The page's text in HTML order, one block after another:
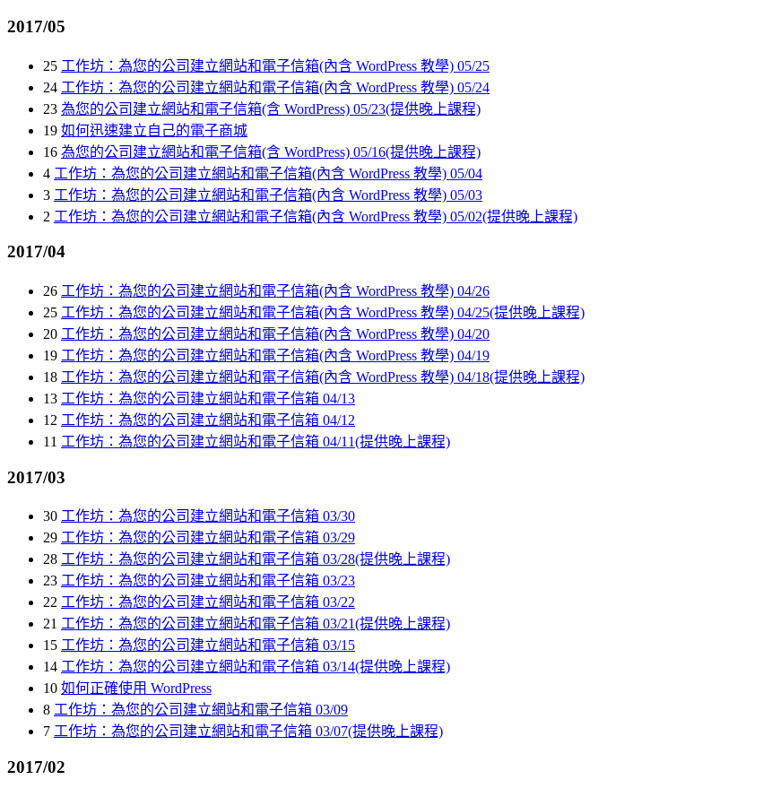
2017/05
25 工作坊：為您的公司建立網站和電子信箱(內含 WordPress 教學) 05/25
24 工作坊：為您的公司建立網站和電子信箱(內含 WordPress 教學) 05/24
23 為您的公司建立網站和電子信箱(含 WordPress) 05/23(提供晚上課程)
19 如何迅速建立自己的電子商城
16 為您的公司建立網站和電子信箱(含 WordPress) 05/16(提供晚上課程)
4 工作坊：為您的公司建立網站和電子信箱(內含 WordPress 教學) 05/04
3 工作坊：為您的公司建立網站和電子信箱(內含 WordPress 教學) 05/03
2 工作坊：為您的公司建立網站和電子信箱(內含 WordPress 教學) 05/02(提供晚上課程)
2017/04
26 工作坊：為您的公司建立網站和電子信箱(內含 WordPress 教學) 04/26
25 工作坊：為您的公司建立網站和電子信箱(內含 WordPress 教學) 04/25(提供晚上課程)
20 工作坊：為您的公司建立網站和電子信箱(內含 WordPress 教學) 04/20
19 工作坊：為您的公司建立網站和電子信箱(內含 WordPress 教學) 04/19
18 工作坊：為您的公司建立網站和電子信箱(內含 WordPress 教學) 04/18(提供晚上課程)
13 工作坊：為您的公司建立網站和電子信箱 04/13
12 工作坊：為您的公司建立網站和電子信箱 04/12
11 工作坊：為您的公司建立網站和電子信箱 04/11(提供晚上課程)
2017/03
30 工作坊：為您的公司建立網站和電子信箱 03/30
29 工作坊：為您的公司建立網站和電子信箱 03/29
28 工作坊：為您的公司建立網站和電子信箱 03/28(提供晚上課程)
23 工作坊：為您的公司建立網站和電子信箱 03/23
22 工作坊：為您的公司建立網站和電子信箱 03/22
21 工作坊：為您的公司建立網站和電子信箱 03/21(提供晚上課程)
15 工作坊：為您的公司建立網站和電子信箱 03/15
14 工作坊：為您的公司建立網站和電子信箱 03/14(提供晚上課程)
10 如何正確使用 WordPress
8 工作坊：為您的公司建立網站和電子信箱 03/09
7 工作坊：為您的公司建立網站和電子信箱 03/07(提供晚上課程)
2017/02